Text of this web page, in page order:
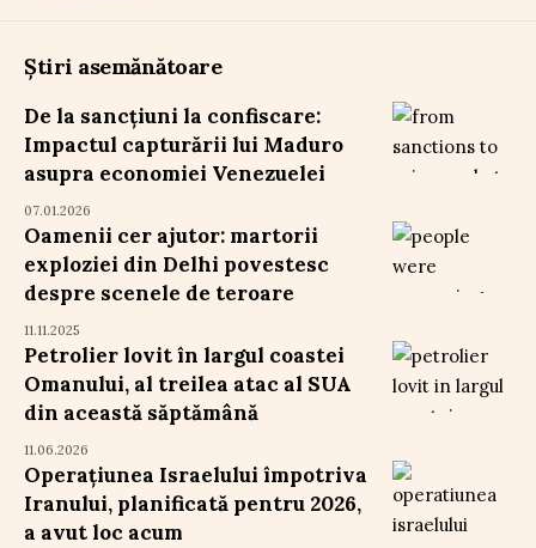
Știri asemănătoare
De la sancțiuni la confiscare:
Impactul capturării lui Maduro
asupra economiei Venezuelei
07.01.2026
Oamenii cer ajutor: martorii
exploziei din Delhi povestesc
despre scenele de teroare
11.11.2025
Petrolier lovit în largul coastei
Omanului, al treilea atac al SUA
din această săptămână
11.06.2026
Operațiunea Israelului împotriva
Iranului, planificată pentru 2026,
a avut loc acum